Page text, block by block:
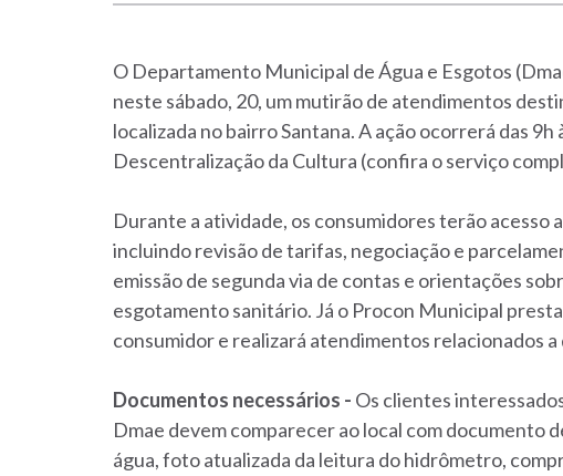
O Departamento Municipal de Água e Esgotos
neste sábado, 20, um mutirão de atendimentos
localizada no bairro Santana. A ação ocorrerá das 9h
Descentralização da Cultura (confira o serviço
Durante a atividade, os consumidores terão acesso
incluindo revisão de tarifas, negociação e
emissão de segunda via de contas e orientações
esgotamento sanitário. Já o Procon Municipal
consumidor e realizará atendimentos relacionados a
Documentos necessários - Os clientes
Dmae devem comparecer ao local com documento
água, foto atualizada da leitura do hidrômetro,